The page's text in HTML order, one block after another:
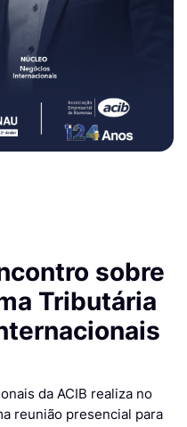
sobre
Tributária
da ACIB realiza no
reunião presencial para